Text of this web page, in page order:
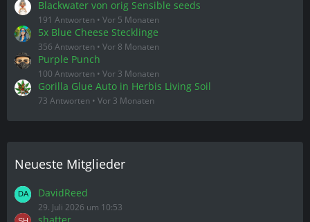
Neueste Mitglieder
DavidReed
29. Juli 2026 um 10:53
Sondey
R3D5KULL
jasonmiller
8. Juli 2026 um 11:26